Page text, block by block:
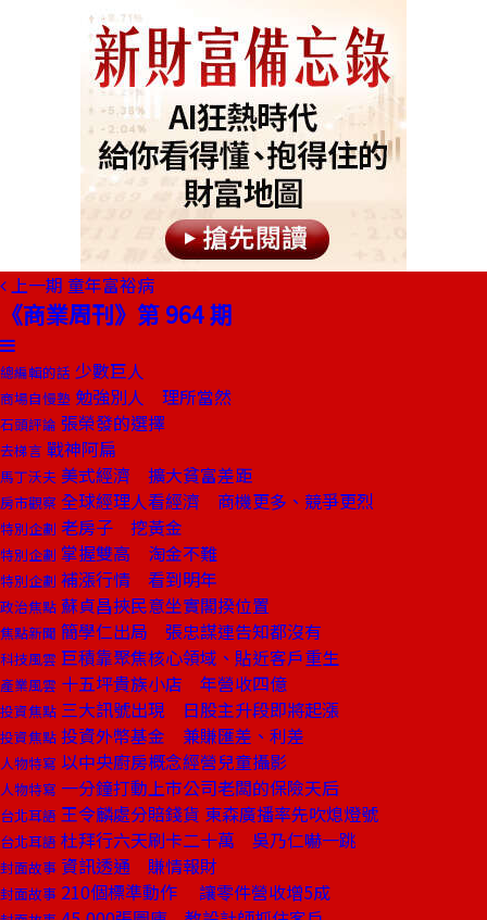
上一期 童年富裕病
《商業周刊》第 964 期
總編輯的話 少數巨人
商場自慢塾 勉強別人 理所當然
石頭評論 張榮發的選擇
去梯言 戰神阿扁
馬丁沃夫 美式經濟 擴大貧富差距
房市觀察 全球經理人看經濟 商機更多、競爭更烈
特別企劃 老房子 挖黃金
特別企劃 掌握雙高 淘金不難
特別企劃 補漲行情 看到明年
政治焦點 蘇貞昌挾民意坐實閣揆位置
焦點新聞 簡學仁出局 張忠謀連告知都沒有
科技風雲 巨積靠聚焦核心領域、貼近客戶重生
產業風雲 十五坪貴族小店 年營收四億
投資焦點 三大訊號出現 日股主升段即將起漲
投資焦點 投資外幣基金 兼賺匯差、利差
人物特寫 以中央廚房概念經營兒童攝影
人物特寫 一分鐘打動上市公司老闆的保險天后
台北耳語 王令麟處分賠錢貨 東森廣播率先吹熄燈號
台北耳語 杜拜行六天刷卡二十萬 吳乃仁嚇一跳
封面故事 資訊透通 賺情報財
封面故事 210個標準動作 讓零件營收增5成